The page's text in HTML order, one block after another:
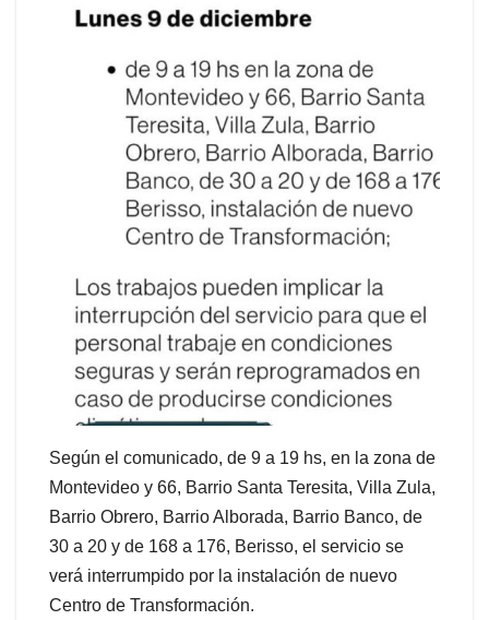
Según el comunicado, de 9 a 19 hs, en la zona de
Montevideo y 66, Barrio Santa Teresita, Villa Zula,
Barrio Obrero, Barrio Alborada, Barrio Banco, de
30 a 20 y de 168 a 176, Berisso, el servicio se
verá interrumpido por la instalación de nuevo
Centro de Transformación.